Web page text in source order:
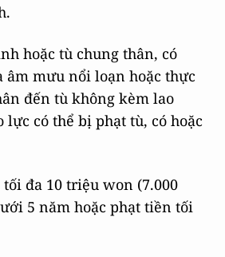
hoặc tù chung thân, có
mưu nổi loạn hoặc thực
đến tù không kèm lao
có thể bị phạt tù, có hoặc
đa 10 triệu won (7.000
5 năm hoặc phạt tiền tối